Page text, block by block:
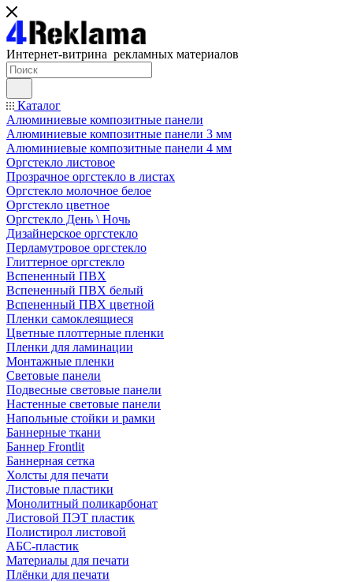
Интернет-витрина рекламных материалов
Каталог
Алюминиевые композитные панели
Алюминиевые композитные панели 3 мм
Алюминиевые композитные панели 4 мм
Оргстекло листовое
Прозрачное оргстекло в листах
Оргстекло молочное белое
Оргстекло цветное
Оргстекло День \ Ночь
Дизайнерское оргстекло
Перламутровое оргстекло
Глиттерное оргстекло
Вспененный ПВХ
Вспененный ПВХ белый
Вспененный ПВХ цветной
Пленки самоклеящиеся
Цветные плоттерные пленки
Пленки для ламинации
Монтажные пленки
Световые панели
Подвесные световые панели
Настенные световые панели
Напольные стойки и рамки
Баннерные ткани
Баннер Frontlit
Баннерная сетка
Холсты для печати
Листовые пластики
Монолитный поликарбонат
Листовой ПЭТ пластик
Полистирол листовой
АБС-пластик
Материалы для печати
Плёнки для печати